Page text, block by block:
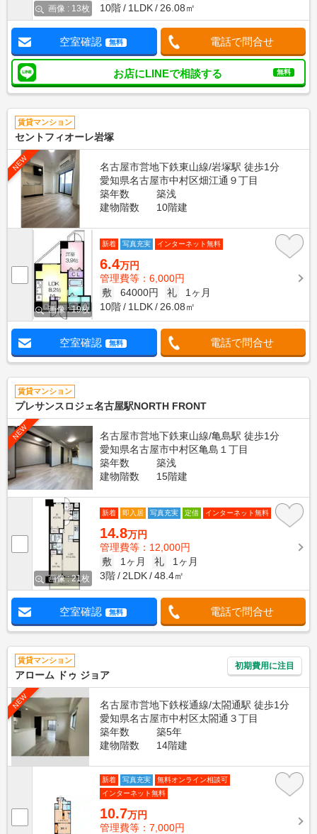
画像 : 13枚
10階
1LDK 26.08㎡
空室確認 無料 電話で問合せ
お店にLINEで相談する 無料
賃貸マンション
セントフィオーレ岩塚
NEW
名古屋市営地下鉄東山線/岩塚駅 徒歩1分
愛知県名古屋市中村区畑江通９丁目
築年数
築浅
建物階数
10階建
画像 : 19枚
新着 写真充実 インターネット無料
6.4万円
管理費等：6,000円
敷
64000円 礼
1ヶ月
10階
1LDK 26.08㎡
空室確認 無料 電話で問合せ
賃貸マンション
プレサンスロジェ名古屋駅NORTH FRONT
NEW
名古屋市営地下鉄東山線/亀島駅 徒歩1分
愛知県名古屋市中村区亀島１丁目
築年数
築浅
建物階数
15階建
画像 : 21枚
新着 即入居 写真充実 定借 インターネット無料
14.8万円
管理費等：12,000円
敷
1ヶ月 礼
1ヶ月
3階
2LDK 48.4㎡
空室確認 無料 電話で問合せ
賃貸マンション
アローム ドゥ ジョア
初期費用に注目
NEW
名古屋市営地下鉄桜通線/太閤通駅 徒歩1分
愛知県名古屋市中村区太閤通３丁目
築年数
築5年
建物階数
14階建
新着 写真充実
無料オンライン相談可
インターネット無料
10.7万円
管理費等：7,000円